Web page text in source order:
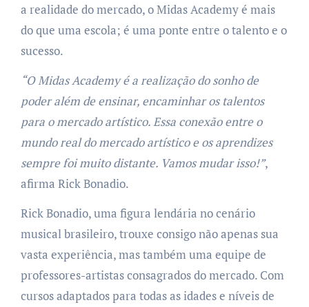
a realidade do mercado, o Midas Academy é mais
do que uma escola; é uma ponte entre o talento e o
sucesso.
“O Midas Academy é a realização do sonho de
poder além de ensinar, encaminhar os talentos
para o mercado artístico. Essa conexão entre o
mundo real do mercado artístico e os aprendizes
sempre foi muito distante. Vamos mudar isso!”,
afirma Rick Bonadio.
Rick Bonadio, uma figura lendária no cenário
musical brasileiro, trouxe consigo não apenas sua
vasta experiência, mas também uma equipe de
professores-artistas consagrados do mercado. Com
cursos adaptados para todas as idades e níveis de